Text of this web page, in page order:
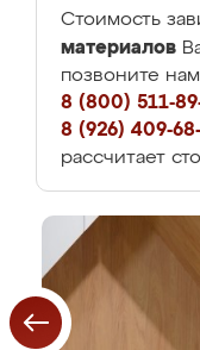
Стоимость
материалов
позвоните
8 (800) 511-
8 (926) 409-
рассчитает